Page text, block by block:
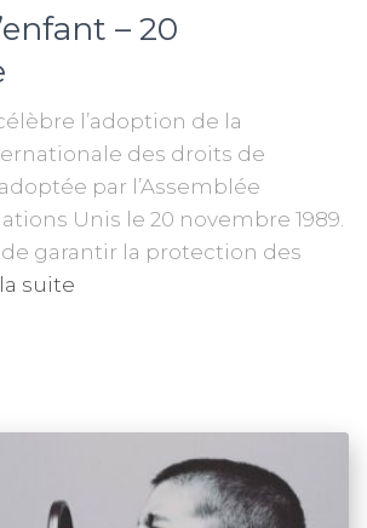
– 20
l’adoption de la
des droits de
par l’Assemblée
Unis le 20 novembre 1989.
garantir la protection des
suite